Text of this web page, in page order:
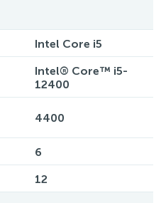
Intel Core i5
Intel® Core™ i5-
12400
4400
6
12